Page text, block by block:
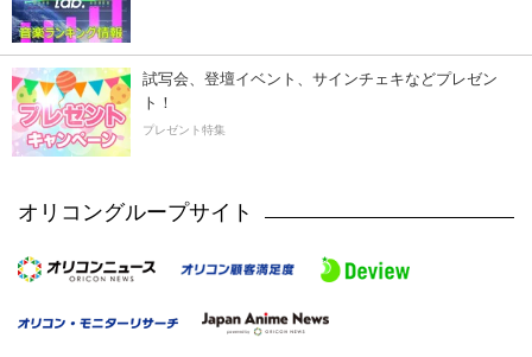
試写会、登壇イベント、サインチェキなどプレゼン
ト！
プレゼント特集
オリコングループサイト